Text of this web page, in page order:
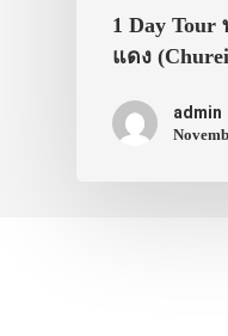
1 Day Tour
แดง
admin